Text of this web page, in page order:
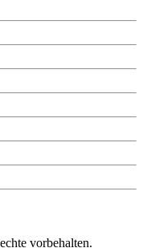
vorbehalten.